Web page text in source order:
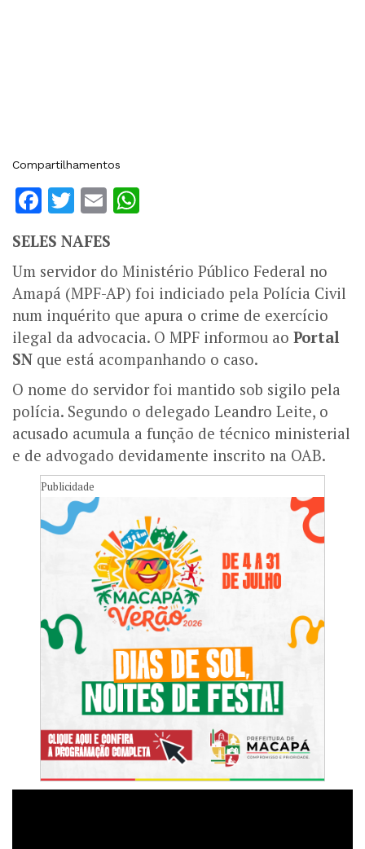
Compartilhamentos
Facebook
Twitter
Email
SELES NAFES
Um servidor do Ministério Público Federal no
Amapá (MPF-AP) foi indiciado pela Polícia Civil
num inquérito que apura o crime de exercício
ilegal da advocacia. O MPF informou ao Portal
SN que está acompanhando o caso.
O nome do servidor foi mantido sob sigilo pela
polícia. Segundo o delegado Leandro Leite, o
acusado acumula a função de técnico ministerial
e de advogado devidamente inscrito na OAB.
Publicidade